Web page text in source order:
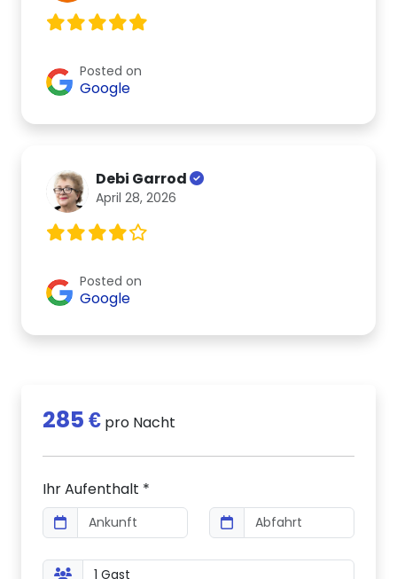
Posted on
Google
Debi Garrod
April 28, 2026
Posted on
Google
285 € pro Nacht
Ihr Aufenthalt *